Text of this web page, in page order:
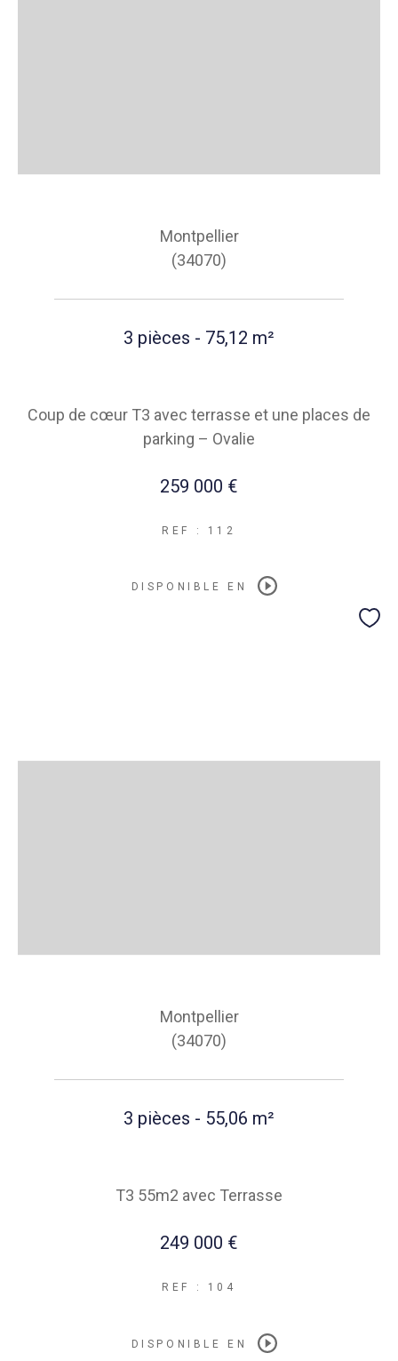
Montpellier
(34070)
3 pièces - 75,12 m²
Coup de cœur T3 avec terrasse et une places de
parking – Ovalie
259 000 €
REF : 112
DISPONIBLE EN
Montpellier
(34070)
3 pièces - 55,06 m²
T3 55m2 avec Terrasse
249 000 €
REF : 104
DISPONIBLE EN